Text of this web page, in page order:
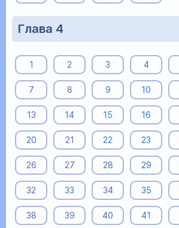
Глава 4
1 2 3 4
7 8 9 10
13 14 15 16
20 21 22 23
26 27 28 29
32 33 34 35
38 39 40 41